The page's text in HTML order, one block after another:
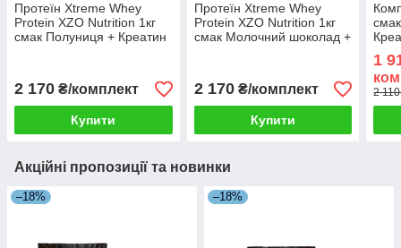
Протеїн Xtreme Whey
Protein XZO Nutrition 1кг
смак Полуниця + Креатин
2 170 ₴/комплект
Купити
Протеїн Xtreme Whey
Protein XZO Nutrition 1кг
смак Молочний шоколад +
2 170₴/комплект
Купити
1
2
Акційні пропозиції та новинки
–18% –18%